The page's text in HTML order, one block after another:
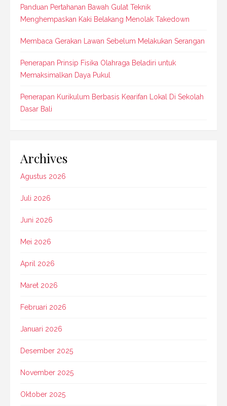
Panduan Pertahanan Bawah Gulat Teknik
Menghempaskan Kaki Belakang Menolak Takedown
Membaca Gerakan Lawan Sebelum Melakukan Serangan
Penerapan Prinsip Fisika Olahraga Beladiri untuk
Memaksimalkan Daya Pukul
Penerapan Kurikulum Berbasis Kearifan Lokal Di Sekolah
Dasar Bali
Archives
Agustus 2026
Juli 2026
Juni 2026
Mei 2026
April 2026
Maret 2026
Februari 2026
Januari 2026
Desember 2025
November 2025
Oktober 2025